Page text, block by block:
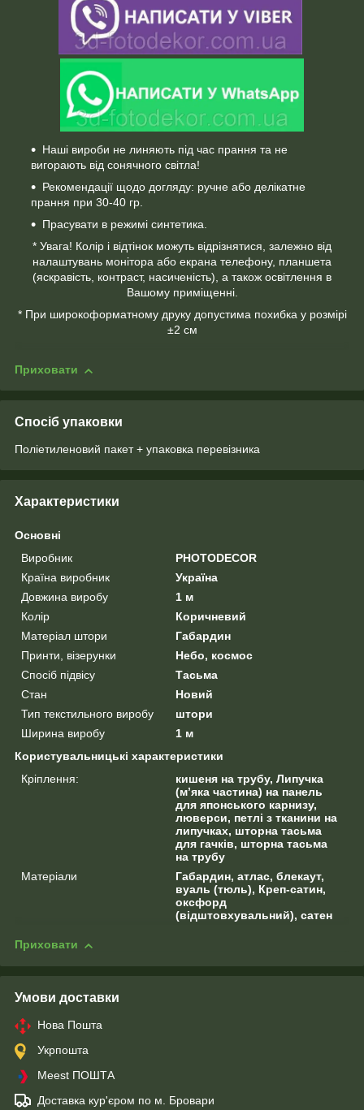
Наші вироби не линяють під час прання та не
вигорають від сонячного світла!
Рекомендації щодо догляду: ручне або делікатне
прання при 30-40 гр.
Прасувати в режимі синтетика.
* Увага! Колір і відтінок можуть відрізнятися, залежно від
налаштувань монітора або екрана телефону, планшета
(яскравість, контраст, насиченість), а також освітлення в
Вашому приміщенні.
* При широкоформатному друку допустима похибка у розмірі
±2 см
Приховати
Спосіб упаковки
Поліетиленовий пакет + упаковка перевізника
Характеристики
Основні
Виробник
PHOTODECOR
Країна виробник
Україна
Довжина виробу
1 м
Колір
Коричневий
Матеріал штори
Габардин
Принти, візерунки
Небо, космос
Спосіб підвісу
Тасьма
Стан
Новий
Тип текстильного виробу
штори
Ширина виробу
1 м
Користувальницькі характеристики
Кріплення:
кишеня на трубу, Липучка
(м’яка частина) на панель
для японського карнизу,
люверси, петлі з тканини на
липучках, шторна тасьма
для гачків, шторна тасьма
на трубу
Матеріали
Габардин, атлас, блекаут,
вуаль (тюль), Креп-сатин,
оксфорд
(відштовхувальний), сатен
Приховати
Умови доставки
Нова Пошта
Укрпошта
Meest ПОШТА
Доставка кур'єром по м. Бровари